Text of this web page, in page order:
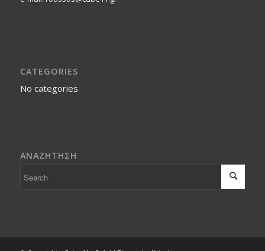
CATEGORIES
No categories
ΑΝΑΖΗΤΗΣΗ